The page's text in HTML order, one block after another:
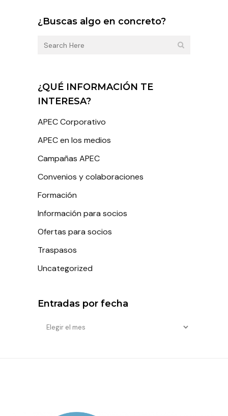
¿Buscas algo en concreto?
¿QUÉ INFORMACIÓN TE
INTERESA?
APEC Corporativo
APEC en los medios
Campañas APEC
Convenios y colaboraciones
Formación
Información para socios
Ofertas para socios
Traspasos
Uncategorized
Entradas por fecha
Entradas